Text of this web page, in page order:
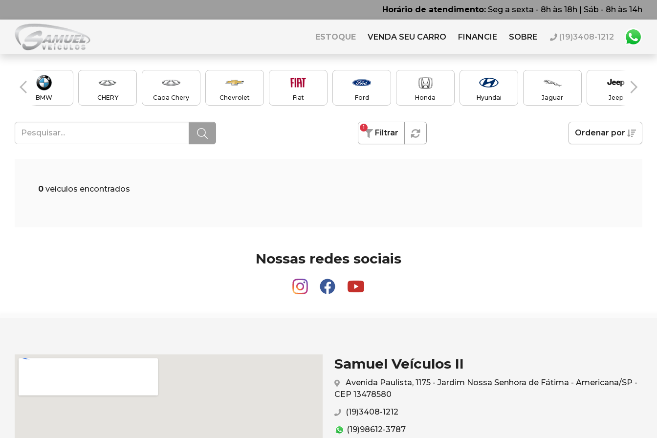
Horário de atendimento: Seg a sexta - 8h às 18h | Sáb - 8h às 14h
ESTOQUE VENDA SEU CARRO FINANCIE SOBRE (19)3408-1212
BMW CHERY Caoa Chery Chevrolet Fiat Ford Honda Hyundai Jaguar Jeep
Filtrar
1
Ordenar por
0 veículos encontrados
Nossas redes sociais
Samuel Veículos II
Avenida Paulista, 1175 - Jardim Nossa Senhora de Fátima - Americana/SP -
CEP 13478580
(19)3408-1212
(19)98612-3787